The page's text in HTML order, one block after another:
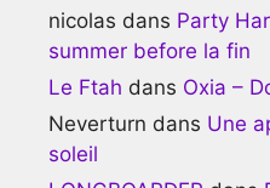
nicolas dans Party
summer before la fin
Le Ftah dans Oxia –
Neverturn dans Une
soleil